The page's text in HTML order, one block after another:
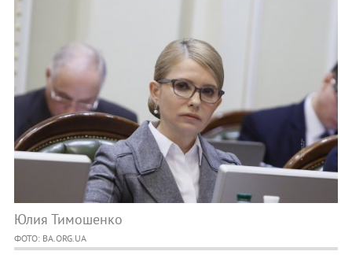
Юлия Тимошенко
ФОТО: BA.ORG.UA